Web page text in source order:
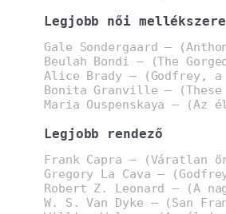
Legjobb női
Gale Sondergaard –
Beulah Bondi – (The
Alice Brady – (Godfrey,
Bonita Granville –
Maria Ouspenskaya –
Legjobb rendező
Frank Capra – (Váratlan
Gregory La Cava –
Robert Z. Leonard – (A
W. S. Van Dyke – (San